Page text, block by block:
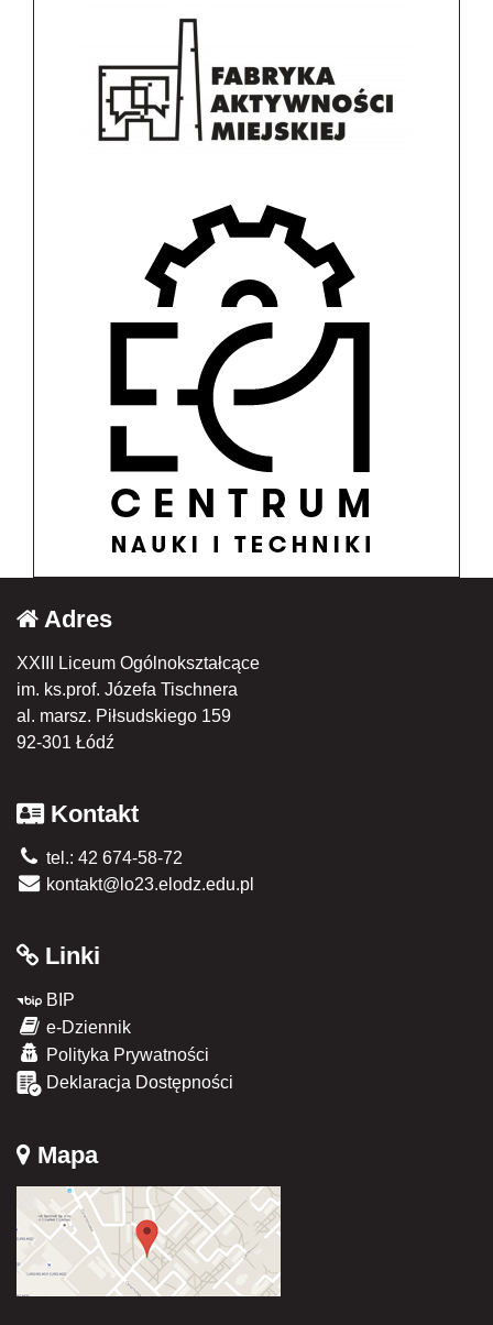
Adres
XXIII Liceum Ogólnokształcące
im. ks.prof. Józefa Tischnera
al. marsz. Piłsudskiego 159
92-301 Łódź
Kontakt
tel.: 42 674-58-72
kontakt@lo23.elodz.edu.pl
Linki
BIP
e-Dziennik
Polityka Prywatności
Deklaracja Dostępności
Mapa